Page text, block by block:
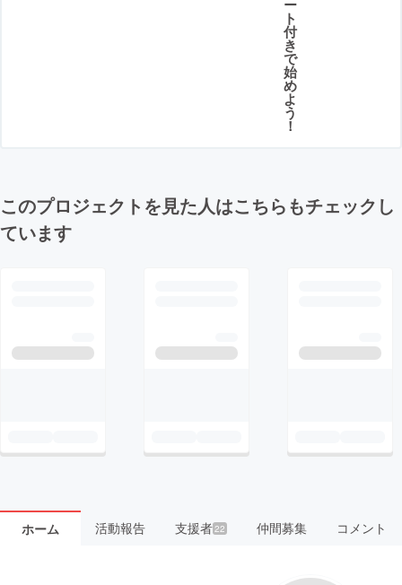
ー
ト
付
き
で
始
め
よ
う
！
このプロジェクトを見た人はこちらもチェックし
ています
ホーム 活動報告 支援者 22 仲間募集 コメント